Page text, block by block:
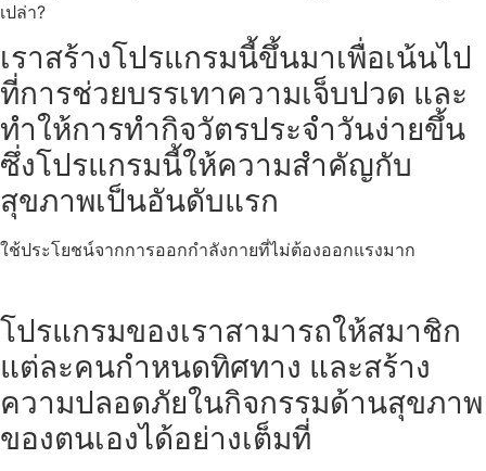
เปล่า?
เราสร้างโปรแกรมนี้ขึ้นมาเพื่อเน้นไป
ที่การช่วยบรรเทาความเจ็บปวด และ
ทำให้การทำกิจวัตรประจำวันง่ายขึ้น
ซึ่งโปรแกรมนี้ให้ความสำคัญกับ
สุขภาพเป็นอันดับแรก
ใช้ประโยชน์จากการออกกำลังกายที่ไม่ต้องออกแรงมาก
โปรแกรมของเราสามารถให้สมาชิก
แต่ละคนกำหนดทิศทาง และสร้าง
ความปลอดภัยในกิจกรรมด้านสุขภาพ
ของตนเองได้อย่างเต็มที่